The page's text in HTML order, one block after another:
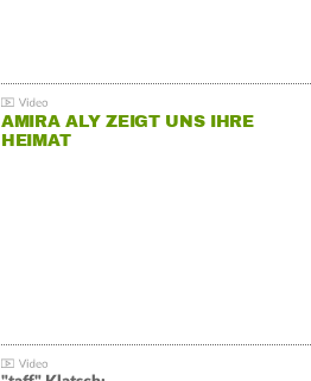
AMIRA ALY ZEIGT UNS IHRE
HEIMAT